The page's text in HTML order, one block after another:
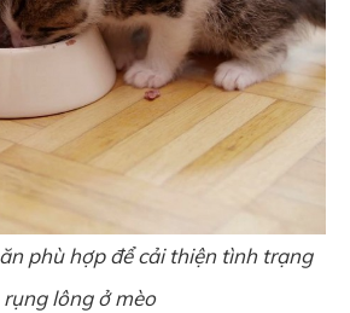
phù hợp để cải thiện tình trạng
rụng lông ở mèo